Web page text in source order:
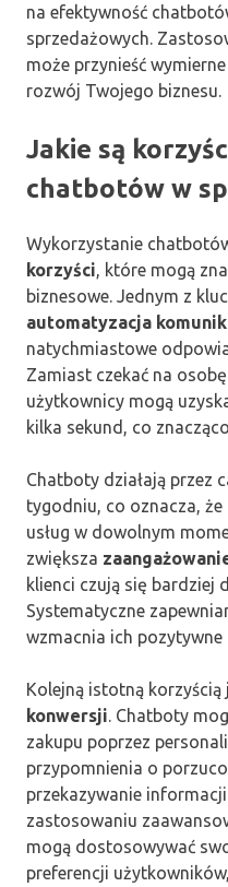
na efektywność
sprzedażowych.
może przynieść
rozwój Twojego biznesu.
Jakie są
chatbotów w
Wykorzystanie
korzyści , które mogą
biznesowe. Jednym z
automatyzacja
natychmiastowe
Zamiast czekać na osobę
użytkownicy mogą
kilka sekund, co
Chatboty działają przez
tygodniu, co oznacza,
usług w dowolnym
zwiększa
klienci czują się bardziej
Systematyczne
wzmacnia ich pozytywne
Kolejną istotną korzyścią
konwersji . Chatboty
zakupu poprzez
przypomnienia o
przekazywanie
zastosowaniu
mogą dostosowywać
preferencji